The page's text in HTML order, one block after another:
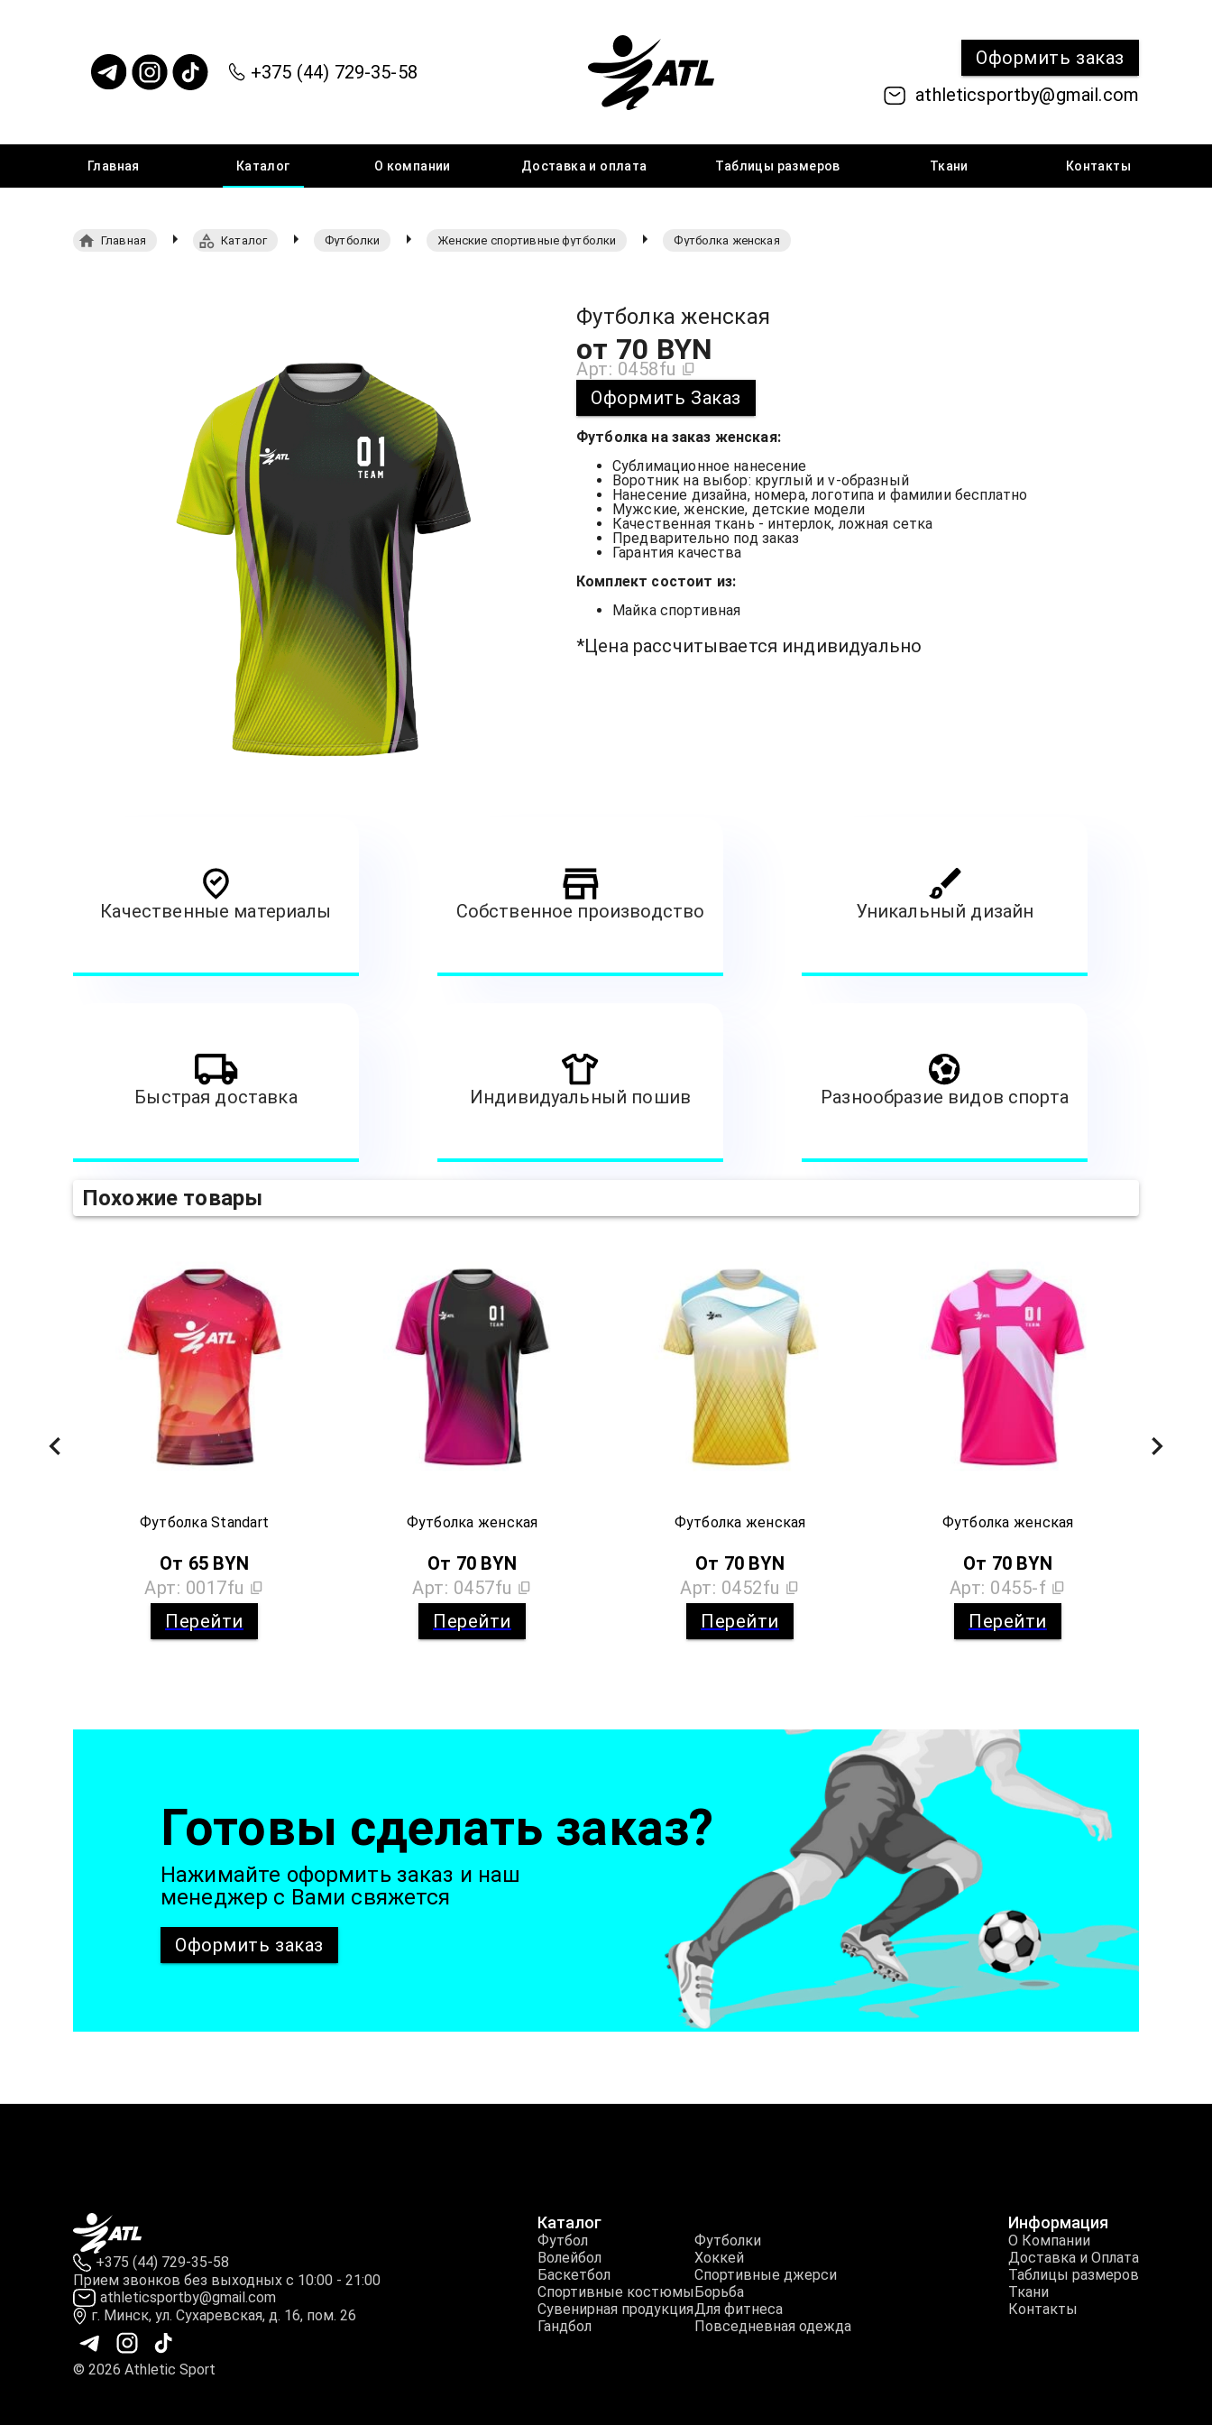
+375 (44) 729-35-58
Оформить заказ
athleticsportby@gmail.com
Главная Каталог О компании Доставка и оплата Таблицы размеров Ткани Контакты
Главная Каталог Футболки Женские спортивные футболки Футболка женская
Футболка женская
от 70 BYN
Арт: 0458fu
Оформить Заказ
Футболка на заказ женская:
Сублимационное нанесение
Воротник на выбор: круглый и v-образный
Нанесение дизайна, номера, логотипа и фамилии бесплатно
Мужские, женские, детские модели
Качественная ткань - интерлок, ложная сетка
Предварительно под заказ
Гарантия качества
Комплект состоит из:
Майка спортивная
*Цена рассчитывается индивидуально
Качественные материалы Собственное производство Уникальный дизайн
Быстрая доставка Индивидуальный пошив Разнообразие видов спорта
Похожие товары
Футболка Standart
От 65 BYN
Арт: 0017fu
Перейти
Футболка женская
От 70 BYN
Арт: 0457fu
Перейти
Футболка женская
От 70 BYN
Арт: 0452fu
Перейти
Футболка женская
От 70 BYN
Арт: 0455-f
Перейти
Готовы сделать заказ?
Нажимайте оформить заказ и наш
менеджер с Вами свяжется
Оформить заказ
+375 (44) 729-35-58
Прием звонков без выходных с 10:00 - 21:00
athleticsportby@gmail.com
г. Минск, ул. Сухаревская, д. 16, пом. 26
© 2026 Athletic Sport
Каталог
Футбол
Волейбол
Баскетбол
Спортивные костюмы
Сувенирная продукция
Гандбол
Футболки
Хоккей
Спортивные джерси
Борьба
Для фитнеса
Повседневная одежда
Информация
О Компании
Доставка и Оплата
Таблицы размеров
Ткани
Контакты